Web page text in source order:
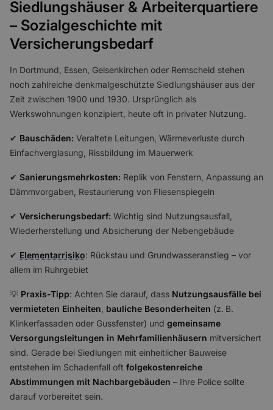
Siedlungshäuser & Arbeiterquartiere
– Sozialgeschichte mit
Versicherungsbedarf
In Dortmund, Essen, Gelsenkirchen oder Remscheid stehen
noch zahlreiche denkmalgeschützte Siedlungshäuser aus der
Zeit zwischen 1900 und 1930. Ursprünglich als
Werkswohnungen konzipiert, heute oft in privater Nutzung.
✔ Bauschäden: Veraltete Leitungen, Wärmeverluste durch
Einfachverglasung, Rissbildung im Mauerwerk
✔ Sanierungsmehrkosten: Replik von Fenstern, Anpassung an
Dämmvorgaben, Restaurierung von Fliesenspiegeln
✔ Versicherungsbedarf: Wichtig sind Nutzungsausfall,
Wiederherstellung und Absicherung der Nebengebäude
✔ Elementarrisiko: Rückstau und Grundwasseranstieg – vor
allem im Ruhrgebiet
💡 Praxis-Tipp: Achten Sie darauf, dass Nutzungsausfälle bei
vermieteten Einheiten bauliche Besonderheiten (z. B.
Klinkerfassaden oder Gussfenster) und gemeinsame
Versorgungsleitungen in Mehrfamilienhäusern mitversichert
sind. Gerade bei Siedlungen mit einheitlicher Bauweise
entstehen im Schadenfall oft folgekostenreiche
Abstimmungen mit Nachbargebäuden – Ihre Police sollte
darauf vorbereitet sein.